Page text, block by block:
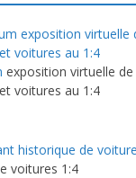
exposition virtuelle
voitures au 1:4
voitures 1:4